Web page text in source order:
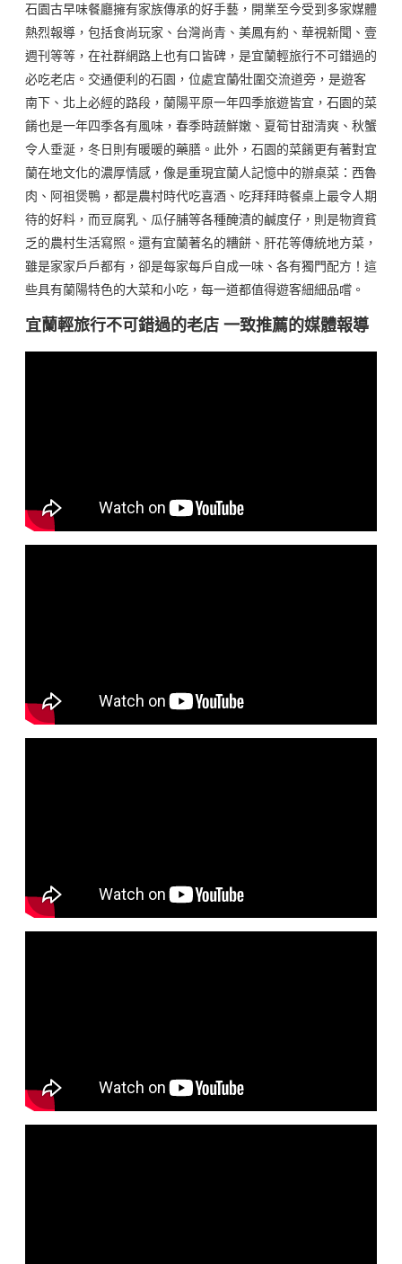
石園古早味餐廳擁有家族傳承的好手藝，開業至今受到多家媒體
熱烈報導，包括食尚玩家、台灣尚青、美鳳有約、華視新聞、壹
週刊等等，在社群網路上也有口皆碑，是宜蘭輕旅行不可錯過的
必吃老店。交通便利的石園，位處宜蘭∕壯圍交流道旁，是遊客
南下、北上必經的路段，蘭陽平原一年四季旅遊皆宜，石園的菜
餚也是一年四季各有風味，春季時蔬鮮嫩、夏筍甘甜清爽、秋蟹
令人垂涎，冬日則有暖暖的藥膳。此外，石園的菜餚更有著對宜
蘭在地文化的濃厚情感，像是重現宜蘭人記憶中的辦桌菜：西魯
肉、阿祖煲鴨，都是農村時代吃喜酒、吃拜拜時餐桌上最令人期
待的好料，而豆腐乳、瓜仔脯等各種醃漬的鹹度仔，則是物資貧
乏的農村生活寫照。還有宜蘭著名的糟餅、肝花等傳統地方菜，
雖是家家戶戶都有，卻是每家每戶自成一味、各有獨門配方！這
些具有蘭陽特色的大菜和小吃，每一道都值得遊客細細品嚐。
宜蘭輕旅行不可錯過的老店 一致推薦的媒體報導